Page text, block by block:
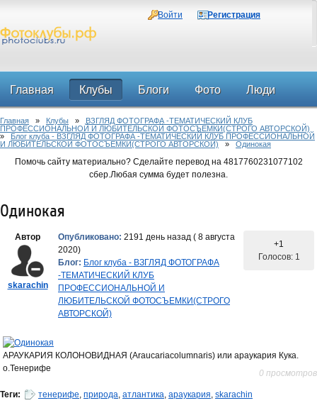
Войти Регистрация
Главная Клубы Блоги Фото Люди
Форум
Главная » Клубы » ВЗГЛЯД ФОТОГРАФА -ТЕМАТИЧЕСКИЙ КЛУБ
ПРОФЕССИОНАЛЬНОЙ И ЛЮБИТЕЛЬСКОЙ ФОТОСЪЕМКИ(СТРОГО АВТОРСКОЙ)
» Блог клуба - ВЗГЛЯД ФОТОГРАФА -ТЕМАТИЧЕСКИЙ КЛУБ ПРОФЕССИОНАЛЬНОЙ
И ЛЮБИТЕЛЬСКОЙ ФОТОСЪЕМКИ(СТРОГО АВТОРСКОЙ) » Одинокая
Помочь сайту материально? Сделайте перевод на 4817760231077102
сбер.Любая сумма будет полезна.
Одинокая
Автор
skarachin
Опубликовано: 2191 день назад ( 8 августа
2020)
Блог: Блог клуба - ВЗГЛЯД ФОТОГРАФА
-ТЕМАТИЧЕСКИЙ КЛУБ
ПРОФЕССИОНАЛЬНОЙ И
ЛЮБИТЕЛЬСКОЙ ФОТОСЪЕМКИ(СТРОГО
АВТОРСКОЙ)
+1
Голосов: 1
АРАУКАРИЯ КОЛОНОВИДНАЯ (Araucariacolumnaris) или араукария Кука.
о.Тенерифе
0 просмотров
Теги: тенерифе, природа, атлантика, араукария, skarachin